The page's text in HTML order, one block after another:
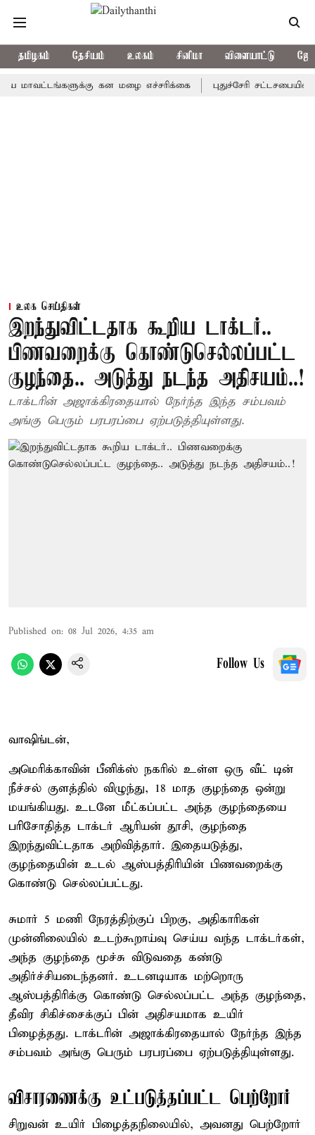
தமிழகம் தேசியம் உலகம் சினிமா விளையாட்டு
கன மழை எச்சரிக்கை புதுச்சேரி சட்டசபையில்
உலக செய்திகள்
இறந்துவிட்டதாக கூறிய டாக்டர்..
பிணவறைக்கு கொண்டுசெல்லப்பட்ட
குழந்தை.. அடுத்து நடந்த அதிசயம்..!
டாக்டரின் அஜாக்கிரதையால் நேர்ந்த இந்த சம்பவம்
அங்கு பெரும் பரபரப்பை ஏற்படுத்தியுள்ளது.
Published on: 08 Jul 2026, 4:35 am
Follow Us
வாஷிங்டன்,
அமெரிக்காவின் பீனிக்ஸ் நகரில் உள்ள ஒரு வீட் டின்
நீச்சல் குளத்தில் விழுந்து, 18 மாத குழந்தை ஒன்று
மயங்கியது. உடனே மீட்கப்பட்ட அந்த குழந்தையை
பரிசோதித்த டாக்டர் ஆரியன் தூசி, குழந்தை
இறந்துவிட்டதாக அறிவித்தார். இதையடுத்து,
குழந்தையின் உடல் ஆஸ்பத்திரியின் பிணவறைக்கு
கொண்டு செல்லப்பட்டது.
சுமார் 5 மணி நேரத்திற்குப் பிறகு, அதிகாரிகள்
முன்னிலையில் உடற்கூறாய்வு செய்ய வந்த டாக்டர்கள்,
அந்த குழந்தை மூச்சு விடுவதை கண்டு
அதிர்ச்சியடைந்தனர். உடனடியாக மற்றொரு
ஆஸ்பத்திரிக்கு கொண்டு செல்லப்பட்ட அந்த குழந்தை,
தீவிர சிகிச்சைக்குப் பின் அதிசயமாக உயிர்
பிழைத்தது. டாக்டரின் அஜாக்கிரதையால் நேர்ந்த இந்த
சம்பவம் அங்கு பெரும் பரபரப்பை ஏற்படுத்தியுள்ளது.
விசாரணைக்கு உட்படுத்தப்பட்ட பெற்றோர்
சிறுவன் உயிர் பிழைத்தநிலையில், அவனது பெற்றோர்